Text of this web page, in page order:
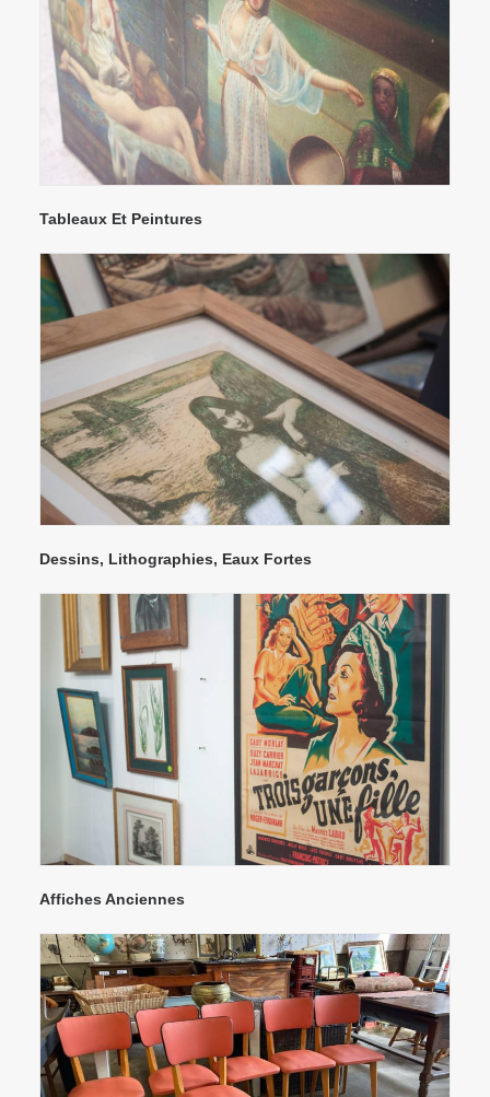
Tableaux Et Peintures
Dessins, Lithographies, Eaux Fortes
Affiches Anciennes